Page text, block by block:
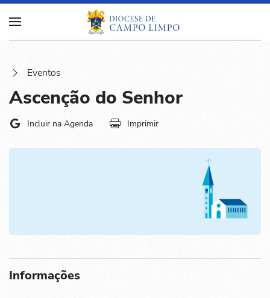
Eventos
Ascenção do Senhor
Incluir na Agenda Imprimir
Informações